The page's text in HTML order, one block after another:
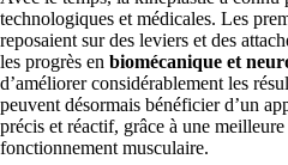
technologiques et médicales. Les
reposaient sur des leviers et des
les progrès en biomécanique et
d’améliorer considérablement les
peuvent désormais bénéficier d’un
précis et réactif, grâce à une
fonctionnement musculaire.